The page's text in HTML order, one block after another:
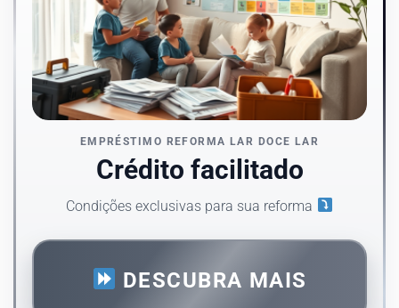
EMPRÉSTIMO REFORMA LAR DOCE LAR
Crédito facilitado
Condições exclusivas para sua reforma
DESCUBRA MAIS